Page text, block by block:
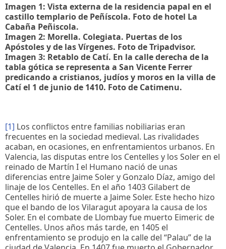
Imagen 1: Vista externa de la residencia papal en el
castillo templario de Peñíscola. Foto de hotel La
Cabaña Peñiscola.
Imagen 2: Morella. Colegiata. Puertas de los
Apóstoles y de las Vírgenes. Foto de Tripadvisor.
Imagen 3: Retablo de Catí. En la calle derecha de la
tabla gótica se representa a San Vicente Ferrer
predicando a cristianos, judíos y moros en la villa de
Catí el 1 de junio de 1410. Foto de Catimenu.
[1] Los conflictos entre familias nobiliarias eran
frecuentes en la sociedad medieval. Las rivalidades
acaban, en ocasiones, en enfrentamientos urbanos. En
Valencia, las disputas entre los Centelles y los Soler en el
reinado de Martín I el Humano nació de unas
diferencias entre Jaime Soler y Gonzalo Díaz, amigo del
linaje de los Centelles. En el año 1403 Gilabert de
Centelles hirió de muerte a Jaime Soler. Este hecho hizo
que el bando de los Vilaragut apoyara la causa de los
Soler. En el combate de Llombay fue muerto Eimeric de
Centelles. Unos años más tarde, en 1405 el
enfrentamiento se produjo en la calle del “Palau” de la